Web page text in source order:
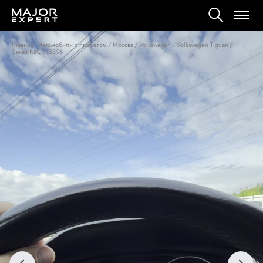
Главная/Автомобили с пробегом/Москва/Volkswagen /Volkswagen Tiguan /
Заказ №G013396